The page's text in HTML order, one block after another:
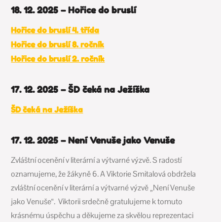
18. 12. 2025 – Hořice do bruslí
Hořice do bruslí 4. třída
Hořice do bruslí 8. ročník
Hořice do bruslí 2. ročník
17. 12. 2025 – ŠD čeká na Ježíška
ŠD čeká na Ježíška
17. 12. 2025 – Není Venuše jako Venuše
Zvláštní ocenění v literární a výtvarné výzvě.S radostí
oznamujeme, že žákyně 6. A Viktorie Smitalová obdržela
zvláštní ocenění v literární a výtvarné výzvě „Není Venuše
jako Venuše“. Viktorii srdečně gratulujeme k tomuto
krásnému úspěchu a děkujeme za skvělou reprezentaci